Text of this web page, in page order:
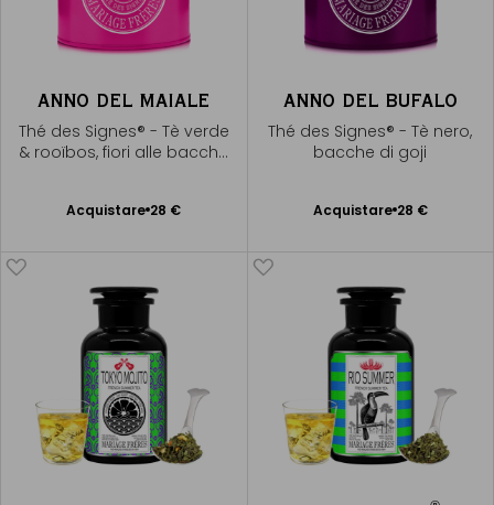
ANNO DEL MAIALE
Thé des Signes® - Tè verde
& rooïbos, fiori alle bacche
Acquistare 28 €
Aggiungere
ANNO DEL BUFALO
Thé des Signes® - Tè nero,
bacche di goji
Acquistare 28 €
Aggiungere